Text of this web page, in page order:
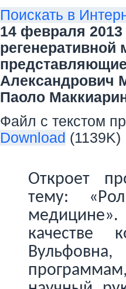
Поискать в
14 февраля
Александрович
Паоло
Файл с текстом
Download (1139K)
Откроет
тему:
качестве